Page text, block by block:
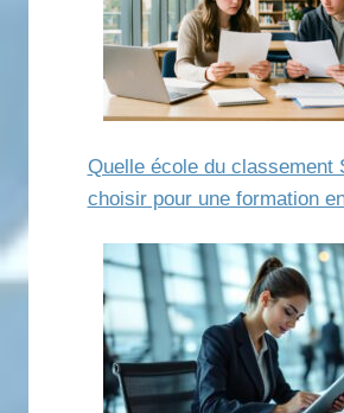
Quelle école du classement
choisir pour une formation